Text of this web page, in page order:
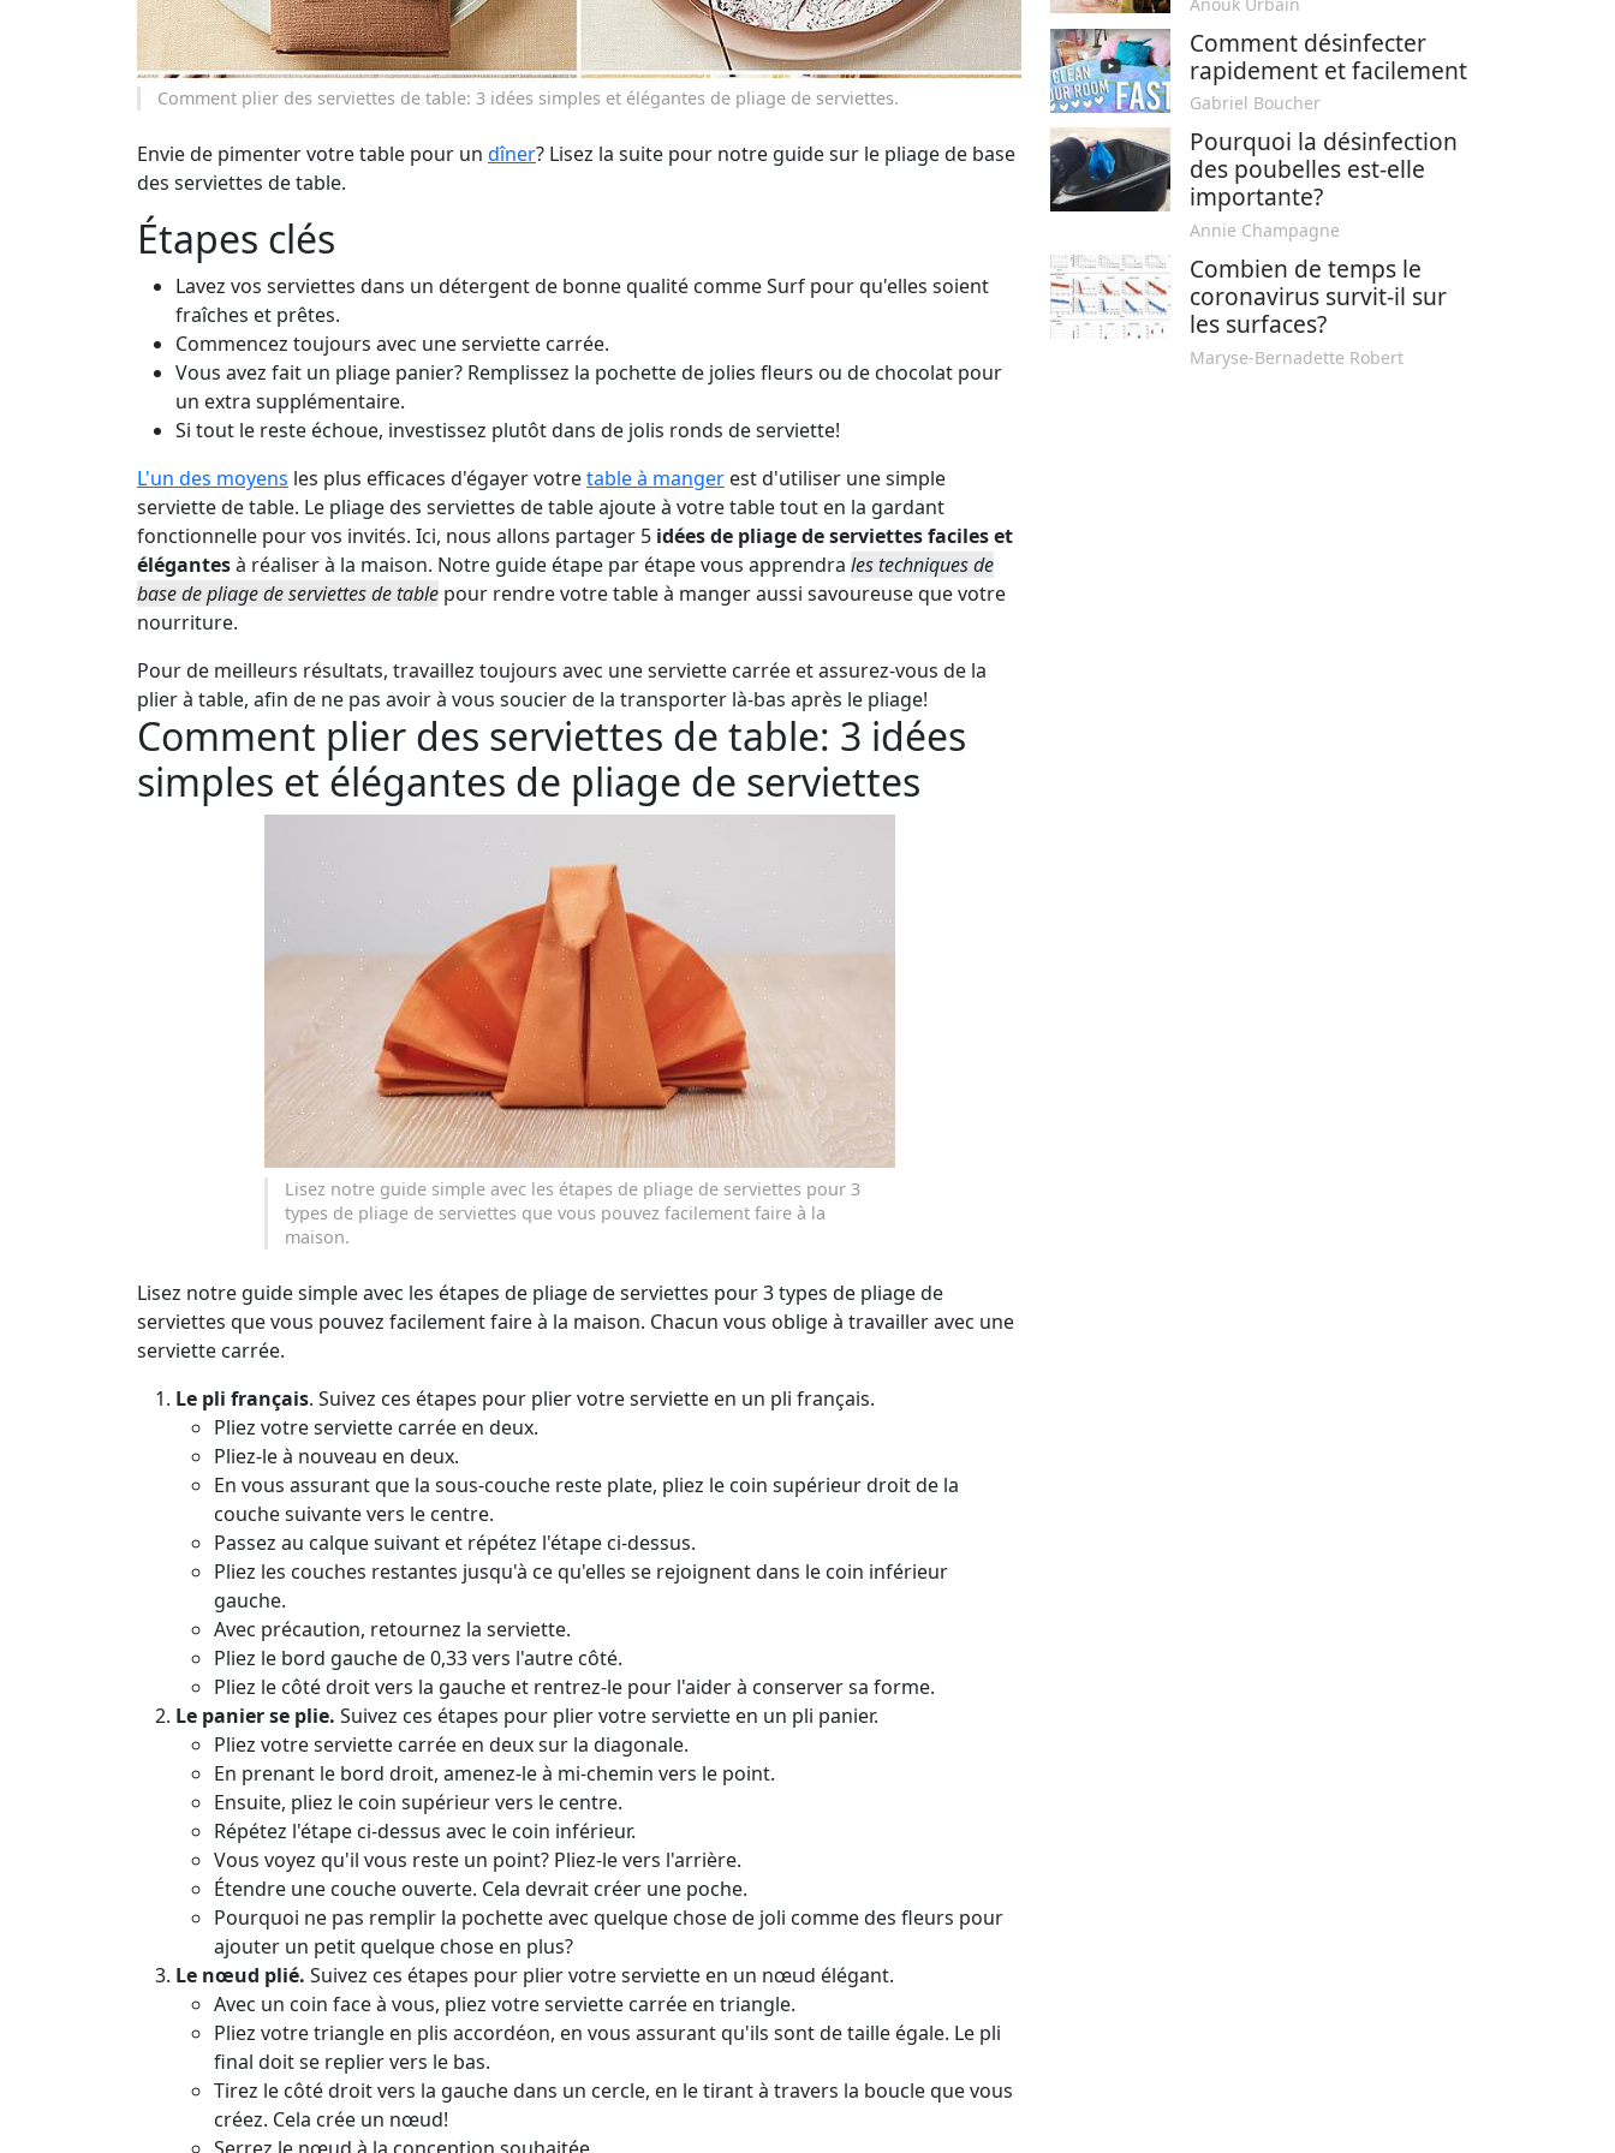
Comment plier des serviettes de table: 3 idées simples et élégantes de pliage de serviettes.
Envie de pimenter votre table pour un dîner? Lisez la suite pour notre guide sur le pliage de base
des serviettes de table.
Étapes clés
Lavez vos serviettes dans un détergent de bonne qualité commeSurf pour qu'elles soient
fraîches et prêtes.
Commencez toujours avec une serviette carrée.
Vous avez fait un pliage panier? Remplissez la pochette de jolies fleurs ou de chocolat pour
un extra supplémentaire.
Si tout le reste échoue, investissez plutôt dans de jolis ronds de serviette!
L'un des moyens les plus efficaces d'égayer votretable à manger est d'utiliser une simple
serviette de table. Le pliage des serviettes de table ajoute à votre table tout en la gardant
fonctionnelle pour vos invités. Ici, nous allons partager 5 idées de pliage de serviettes faciles et
élégantesà réaliser à la maison. Notre guide étape par étape vous apprendra les techniques de
base de pliage de serviettes de table pour rendre votre table à manger aussi savoureuse que votre
nourriture.
Pour de meilleurs résultats, travaillez toujours avec une serviette carrée et assurez-vous de la
plier à table, afin de ne pas avoir à vous soucier de la transporter là-bas après le pliage!
Comment plier des serviettes de table: 3 idées
simples et élégantes de pliage de serviettes
Lisez notre guide simple avec les étapes de pliage de serviettes pour 3
types de pliage de serviettes que vous pouvez facilement faire à la
maison.
Lisez notre guide simple avec les étapes de pliage de serviettes pour 3 types de pliage de
serviettes que vous pouvez facilement faire à la maison. Chacun vous oblige à travailler avec une
serviette carrée.
Le pli français. Suivez ces étapes pour plier votre serviette en un pli français.
Pliez votre serviette carrée en deux.
Pliez-le à nouveau en deux.
En vous assurant que la sous-couche reste plate, pliez le coin supérieur droit de la
couche suivante vers le centre.
Passez au calque suivant et répétez l'étape ci-dessus.
Pliez les couches restantes jusqu'à ce qu'elles se rejoignent dans le coin inférieur
gauche.
Avec précaution, retournez la serviette.
Pliez le bord gauche de 0,33 vers l'autre côté.
Pliez le côté droit vers la gauche et rentrez-le pour l'aider à conserver sa forme.
Le panier se plie. Suivez ces étapes pour plier votre serviette en un pli panier.
Pliez votre serviette carrée en deux sur la diagonale.
En prenant le bord droit, amenez-le à mi-chemin vers le point.
Ensuite, pliez le coin supérieur vers le centre.
Répétez l'étape ci-dessus avec le coin inférieur.
Vous voyez qu'il vous reste un point? Pliez-le vers l'arrière.
Étendre une couche ouverte. Cela devrait créer une poche.
Pourquoi ne pas remplir la pochette avec quelque chose de joli comme des fleurs pour
ajouter un petit quelque chose en plus?
Le nœud plié. Suivez ces étapes pour plier votre serviette en un nœud élégant.
Avec un coin face à vous, pliez votre serviette carrée en triangle.
Pliez votre triangle en plis accordéon, en vous assurant qu'ils sont de taille égale. Le pli
final doit se replier vers le bas.
Tirez le côté droit vers la gauche dans un cercle, en le tirant à travers la boucle que vous
créez. Cela crée un nœud!
Serrez le nœud à la conception souhaitée.
Comment désinfecter
rapidement et facilement
Gabriel Boucher
Pourquoi la désinfection
des poubelles est-elle
importante?
Annie Champagne
Combien de temps le
coronavirus survit-il sur
les surfaces?
Maryse-Bernadette Robert